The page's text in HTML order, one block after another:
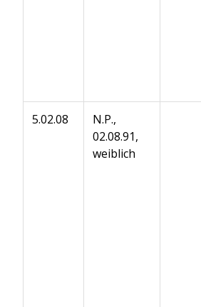
5.02.08
N.P.,
02.08.91,
weiblich